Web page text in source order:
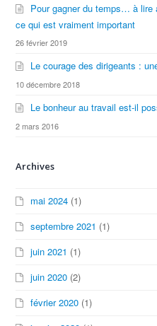
Pour gagner du temps… à lire
ce qui est vraiment important
26 février 2019
Le courage des dirigeants :
10 décembre 2018
Le bonheur au travail est-il
2 mars 2016
Archives
mai 2024 (1)
septembre 2021 (1)
juin 2021 (1)
juin 2020 (2)
février 2020 (1)